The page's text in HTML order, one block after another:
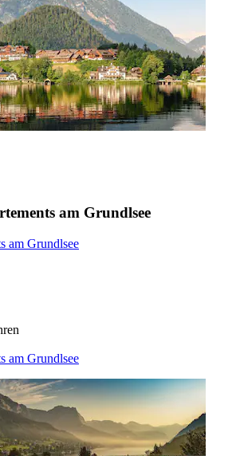
am Grundlsee
am Grundlsee
am Grundlsee